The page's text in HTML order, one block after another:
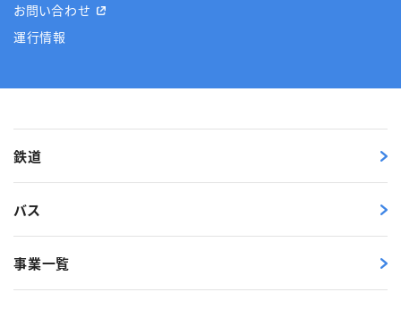
お問い合わせ
運行情報
鉄道
バス
事業一覧